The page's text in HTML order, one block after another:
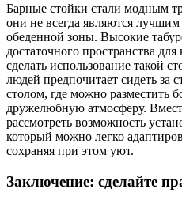
Барные стойки стали модным
они не всегда являются лучшим
обеденной зоны. Высокие
достаточного пространства
сделать использование такой
людей предпочитает сидеть за
столом, где можно разместить
дружелюбную атмосферу.
рассмотреть возможность
который можно легко
сохраняя при этом уют.
Заключение: сделайте